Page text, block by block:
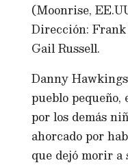
(Moonrise,
Dirección: Frank
Gail Russell.
Danny
pueblo
por los demás
ahorcado por
que dejó morir a